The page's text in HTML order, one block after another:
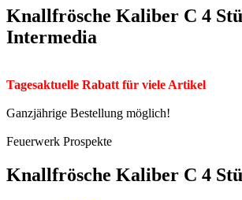
Knallfrösche Kaliber C 4
Intermedia
Tagesaktuelle Rabatt für viele Artikel
Ganzjährige Bestellung möglich!
Feuerwerk Prospekte
Knallfrösche Kaliber C 4